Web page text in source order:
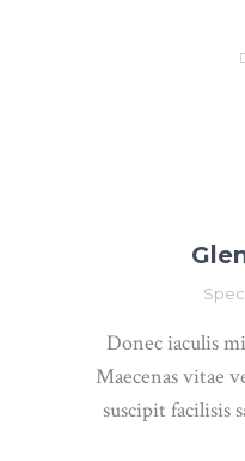
Donec iaculis
Maecenas vitae
suscipit facilisis